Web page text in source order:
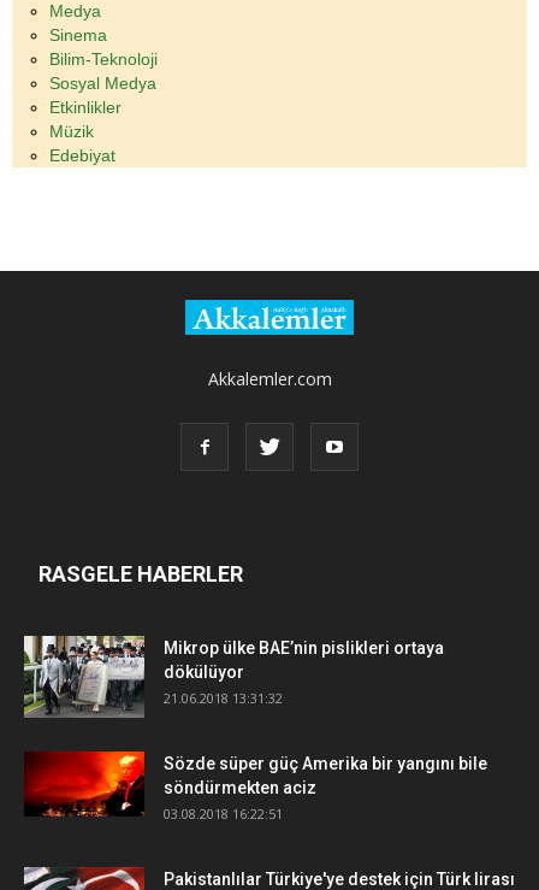
Medya
Sinema
Bilim-Teknoloji
Sosyal Medya
Etkinlikler
Müzik
Edebiyat
Akkalemler.com
RASGELE HABERLER
Mikrop ülke BAE’nin pislikleri ortaya
dökülüyor
21.06.2018 13:31:32
Sözde süper güç Amerika bir yangını bile
söndürmekten aciz
03.08.2018 16:22:51
Pakistanlılar Türkiye'ye destek için Türk lirası